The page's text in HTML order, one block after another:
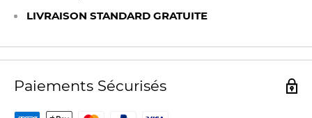
LIVRAISON STANDARD GRATUITE
Paiements Sécurisés